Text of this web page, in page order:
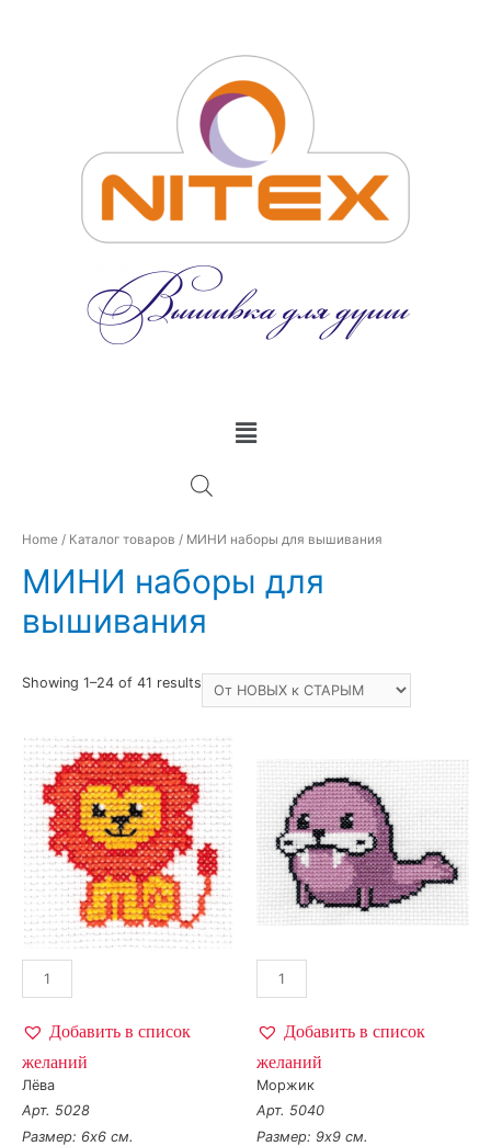
Home / Каталог товаров / МИНИ наборы для вышивания
МИНИ наборы для
вышивания
Showing 1–24 of 41 results
Добавить в список
желаний
Лёва
Арт. 5028
Размер: 6х6 см.
Добавить в список
желаний
Моржик
Арт. 5040
Размер: 9х9 см.